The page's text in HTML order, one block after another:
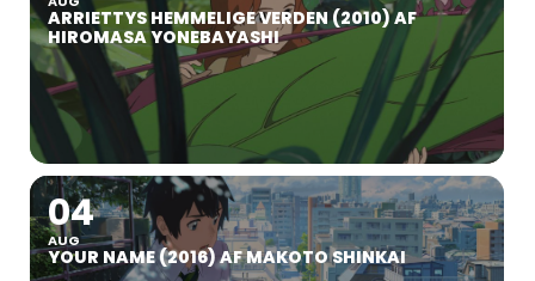
ARRIETTYS HEMMELIGE VERDEN (2010) AF
HIROMASA YONEBAYASHI
04
AUG
YOUR NAME (2016) AF MAKOTO SHINKAI